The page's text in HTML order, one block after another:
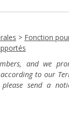
> Fonction
and we
to our
please send a